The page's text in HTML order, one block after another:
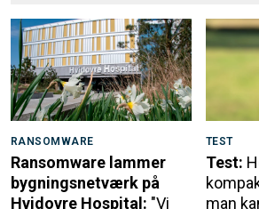
RANSOMWARE
Ransomware lammer
bygningsnetværk på
Hvidovre Hospital: "Vi
TEST
Test:
man